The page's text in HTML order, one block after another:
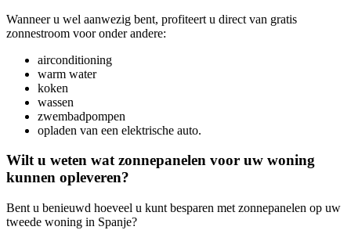
Wanneer u wel aanwezig bent, profiteert u direct van gratis
zonnestroom voor onder andere:
airconditioning
warm water
koken
wassen
zwembadpompen
opladen van een elektrische auto.
Wilt u weten wat zonnepanelen voor uw woning
kunnen opleveren?
Bent u benieuwd hoeveel u kunt besparen met zonnepanelen op uw
tweede woning in Spanje?